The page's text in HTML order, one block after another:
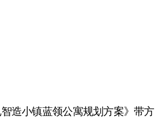
造小镇蓝领公寓规划方案》带方